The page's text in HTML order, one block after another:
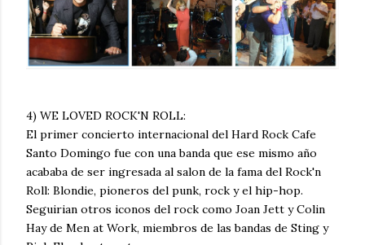
4) WE LOVED ROCK'N ROLL:
El primer concierto internacional del Hard Rock Cafe
Santo Domingo fue con una banda que ese mismo año
acababa de ser ingresada al salon de la fama del Rock'n
Roll: Blondie, pioneros del punk, rock y el hip-hop.
Seguirian otros iconos del rock como Joan Jett y Colin
Hay de Men at Work, miembros de las bandas de Sting y